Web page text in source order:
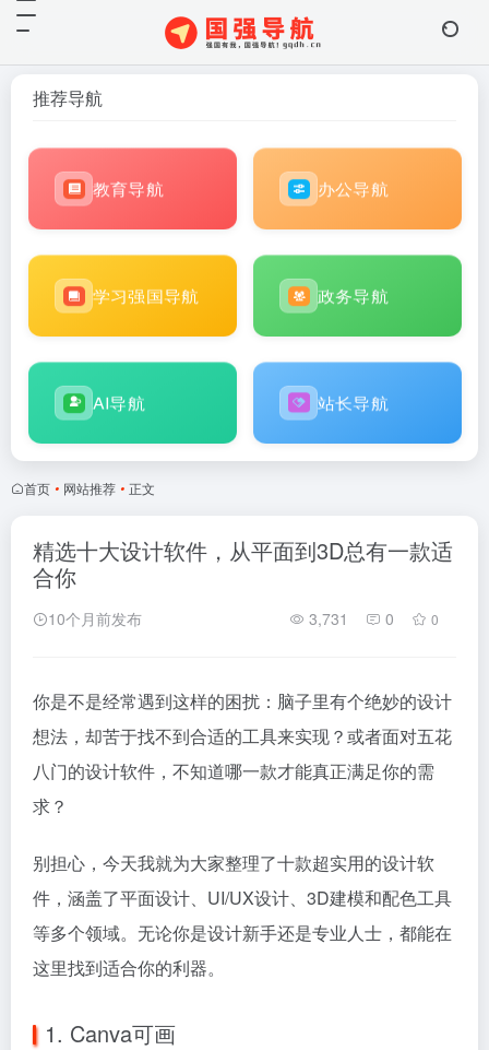
推荐导航
教育导航 办公导航
学习强国导航 政务导航
AI导航 站长导航
首页 • 网站推荐 • 正文
精选十大设计软件，从平面到3D总有一款适
合你
10个月前发布 3,731 0 0
你是不是经常遇到这样的困扰：脑子里有个绝妙的设计
想法，却苦于找不到合适的工具来实现？或者面对五花
八门的设计软件，不知道哪一款才能真正满足你的需
求？
别担心，今天我就为大家整理了十款超实用的设计软
件，涵盖了平面设计、UI/UX设计、3D建模和配色工具
等多个领域。无论你是设计新手还是专业人士，都能在
这里找到适合你的利器。
1. Canva可画